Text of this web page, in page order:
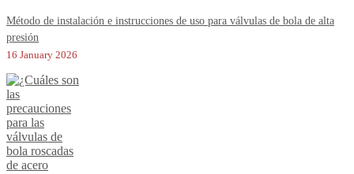
Método de instalación e instrucciones de uso para válvulas de bola de alta
presión
16 January 2026